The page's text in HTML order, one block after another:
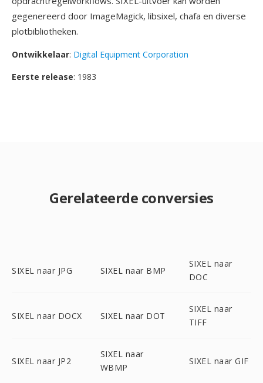
gegenereerd door ImageMagick, libsixel, chafa en diverse
plotbibliotheken.
Ontwikkelaar: Digital Equipment Corporation
Eerste release: 1983
Gerelateerde conversies
SIXEL naar JPG SIXEL naar BMP
SIXEL naar
DOC
SIXEL naar DOCX SIXEL naar DOT
SIXEL naar
TIFF
SIXEL naar JP2
SIXEL naar
WBMP
SIXEL naar GIF